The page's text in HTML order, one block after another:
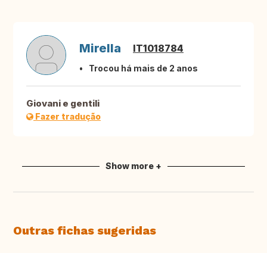
Mirella IT1018784
Trocou há mais de 2 anos
Giovani e gentili
Fazer tradução
Show more +
Outras fichas sugeridas